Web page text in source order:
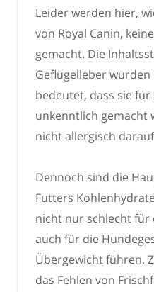
Leider werden hier,
von Royal Canin,
gemacht. Die
Geflügelleber
bedeutet, dass sie
unkenntlich gemacht
nicht allergisch
Dennoch sind die
Futters
nicht nur schlecht für
auch für die
Übergewicht führen.
das Fehlen von